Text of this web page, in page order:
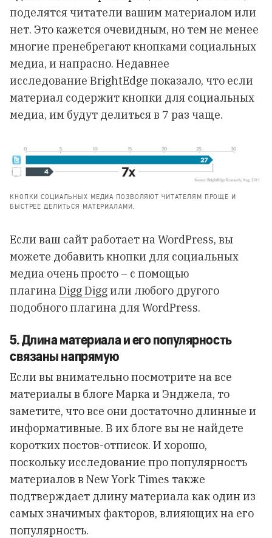
поделятся читатели вашим материалом или
нет. Это кажется очевидным, но тем не менее
многие пренебрегают кнопками социальных
медиа, и напрасно. Недавнее
исследование BrightEdge показало, что если
материал содержит кнопки для социальных
медиа, им будут делиться в 7 раз чаще.
КНОПКИ СОЦИАЛЬНЫХ МЕДИА ПОЗВОЛЯЮТ ЧИТАТЕЛЯМ ПРОЩЕ И
БЫСТРЕЕ ДЕЛИТЬСЯ МАТЕРИАЛАМИ.
Если ваш сайт работает на WordPress, вы
можете добавить кнопки для социальных
медиа очень просто – с помощью
плагинаDigg Diggили любого другого
подобного плагина для WordPress.
5. Длина материала и его популярность
связаны напрямую
Если вы внимательно посмотрите на все
материалы в блоге Марка и Энджела, то
заметите, что все они достаточно длинные и
информативные. В их блоге вы не найдете
коротких постов-отписок. И хорошо,
поскольку исследование про популярность
материалов в New York Times также
подтверждает длину материала как один из
самых значимых факторов, влияющих на его
популярность.